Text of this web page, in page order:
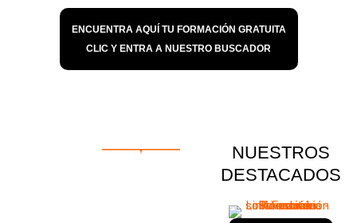
ENCUENTRA AQUÍ TU FORMACIÓN GRATUITA
CLIC Y ENTRA A NUESTRO BUSCADOR
NUESTROS
DESTACADOS